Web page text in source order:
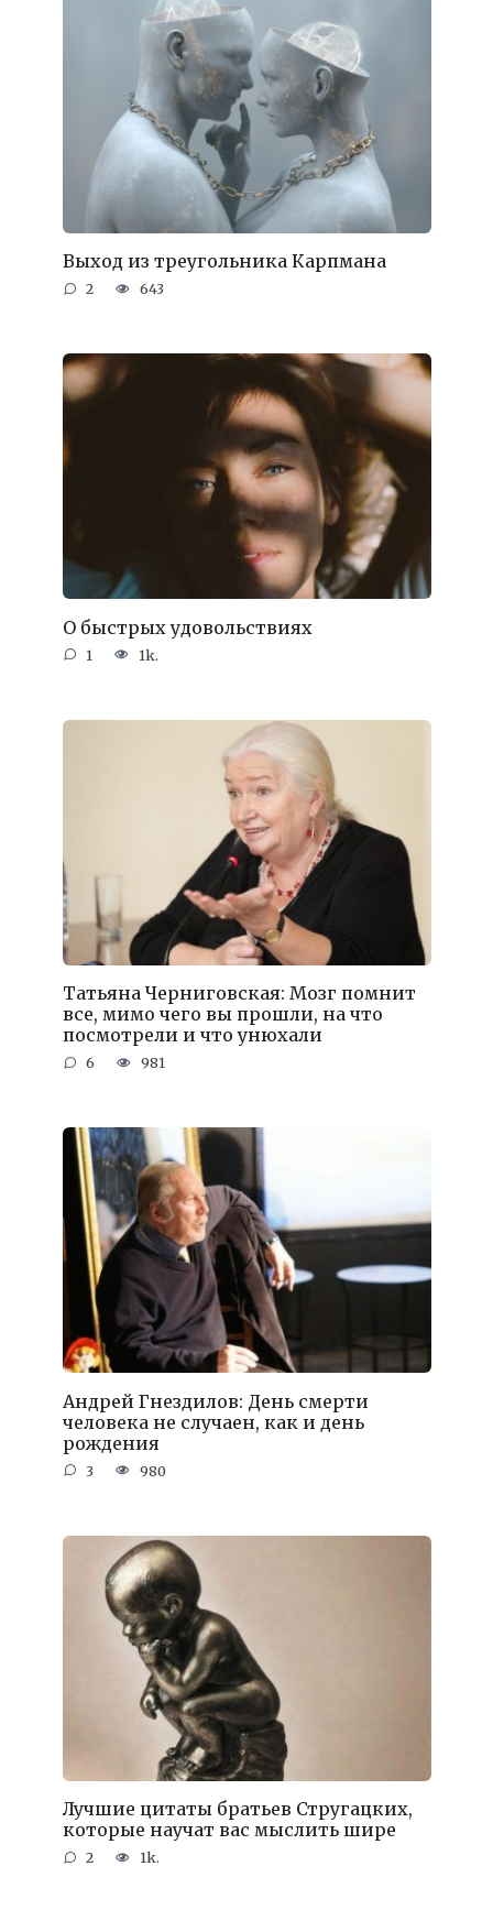
Выход из треугольника Карпмана
2 643
О быстрых удовольствиях
1 1k.
Татьяна Черниговская: Мозг помнит
все, мимо чего вы прошли, на что
посмотрели и что унюхали
6 981
Андрей Гнездилов: День смерти
человека не случаен, как и день
рождения
3 980
Лучшие цитаты братьев Стругацких,
которые научат вас мыслить шире
2 1k.